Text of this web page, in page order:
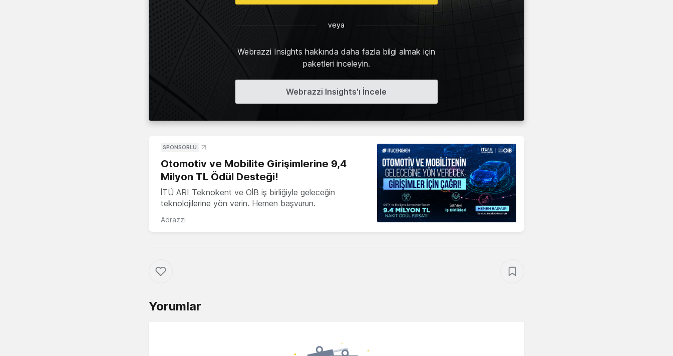
veya
Webrazzi Insights hakkında daha fazla bilgi almak için
paketleri inceleyin.
Webrazzi Insights'ı İncele
SPONSORLU
Otomotiv ve Mobilite Girişimlerine 9,4
Milyon TL Ödül Desteği!
İTÜ ARI Teknokent ve OİB iş birliğiyle geleceğin
teknolojilerine yön verin. Hemen başvurun.
Adrazzi
Yorumlar